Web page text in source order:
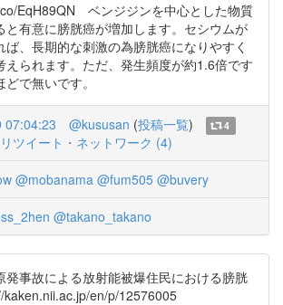
EqH89QN ベンジジンを中心とした物質
と有意に膀胱癌が増加します。セシウムが
ば、長期的な刺激の為膀胱癌になりやすく
えられます。ただ、発生頻度が約1.6倍です
で無いです。
07:04:23 @kususan (投稿一覧)
4
リツイート・ネットワーク (4)
@mobanama @fum505 @buvery
@takano_takano
発事故による放射能被爆住民における膀胱
kaken.nii.ac.jp/en/p/12576005